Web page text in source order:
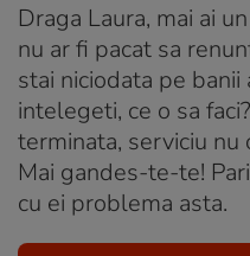
Draga Laura, mai ai
nu ar fi pacat sa
stai niciodata pe banii
intelegeti, ce o sa
terminata, serviciu nu
Mai gandes-te-te!
cu ei problema asta.